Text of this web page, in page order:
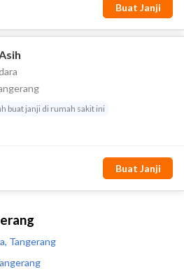
Tangerang